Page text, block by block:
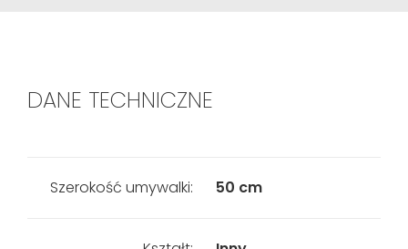
DANE TECHNICZNE
Szerokość umywalki: 50 cm